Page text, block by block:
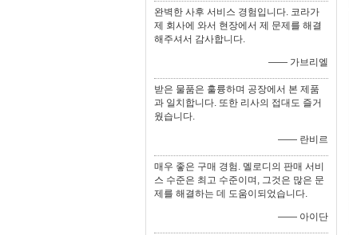
완벽한 사후 서비스 경험입니다. 코라가
제 회사에 와서 현장에서 제 문제를 해결
해주셔서 감사합니다.
—— 가브리엘
받은 물품은 훌륭하며 공장에서 본 제품
과 일치합니다. 또한 리사의 접대도 즐거
웠습니다.
—— 란비르
매우 좋은 구매 경험. 멜로디의 판매 서비
스 수준은 최고 수준이며, 그것은 많은 문
제를 해결하는 데 도움이되었습니다.
—— 아이단